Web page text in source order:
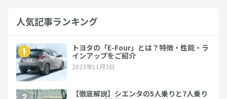
人気記事ランキング